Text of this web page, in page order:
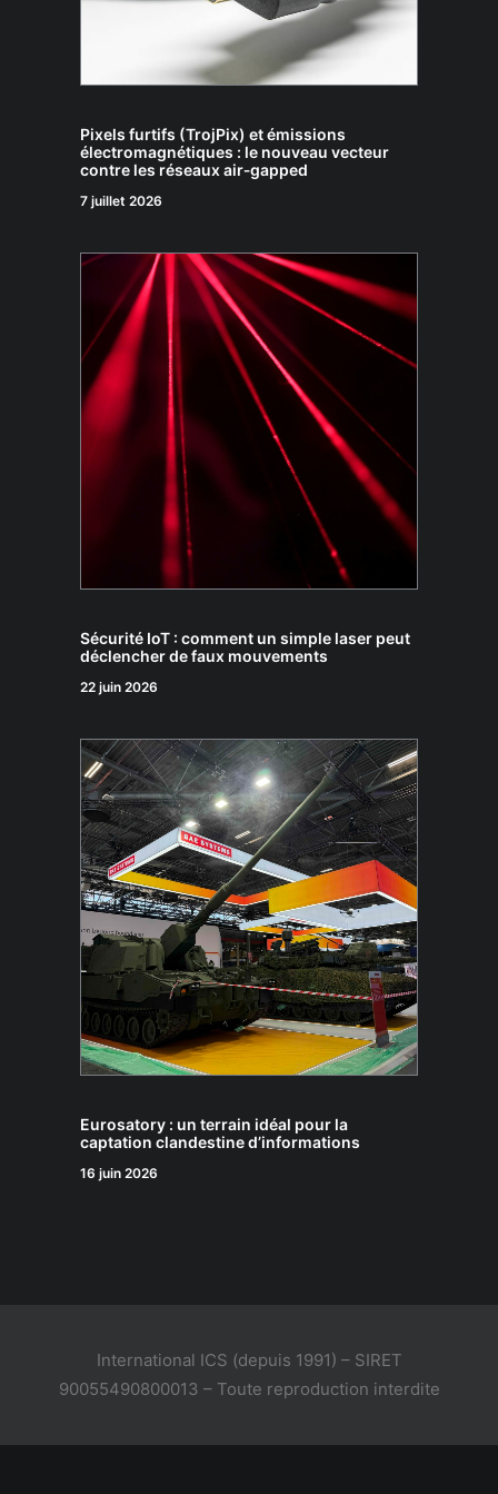
Pixels furtifs (TrojPix) et émissions
électromagnétiques : le nouveau vecteur
contre les réseaux air‑gapped
7 juillet 2026
Sécurité IoT : comment un simple laser peut
déclencher de faux mouvements
22 juin 2026
Eurosatory : un terrain idéal pour la
captation clandestine d’informations
16 juin 2026
International ICS (depuis 1991) – SIRET
90055490800013 – Toute reproduction interdite